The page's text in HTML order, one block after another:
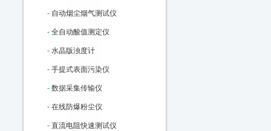
- 自动烟尘烟气测试仪
- 全自动酸值测定仪
- 水晶版浊度计
- 手提式表面污染仪
- 数据采集传输仪
- 在线防爆粉尘仪
- 直流电阻快速测试仪